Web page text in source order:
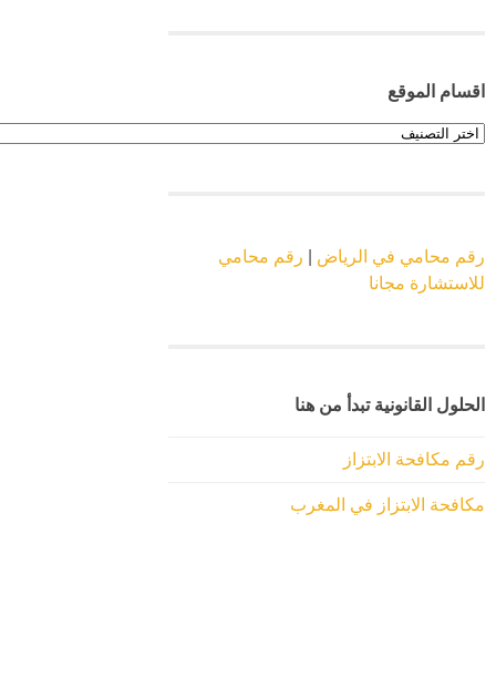
اقسام الموقع
اقسام
الموقع
رقم محامي في الرياض
رقم محامي
للاستشارة مجانا
الحلول القانونية تبدأ من هنا
رقم مكافحة الابتزاز
مكافحة الابتزاز في المغرب